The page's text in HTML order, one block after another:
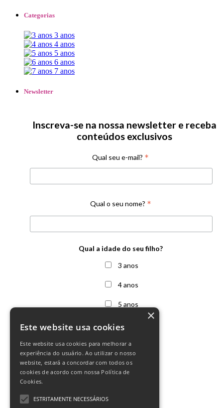
Categorias
3 anos
4 anos
5 anos
6 anos
7 anos
Newsletter
Inscreva-se na nossa newsletter e receba
conteúdos exclusivos
Qual seu e-mail? *
Qual o seu nome? *
Qual a idade do seu filho?
3 anos
4 anos
5 anos
7 anos
Outras
×
Este website usa cookies
Este website usa cookies para melhorar a
experiência do usuário. Ao utilizar o nosso
website, estará a concordar com todos os
cookies de acordo com nossa Política de
Cookies.
ESTRITAMENTE NECESSÁRIOS